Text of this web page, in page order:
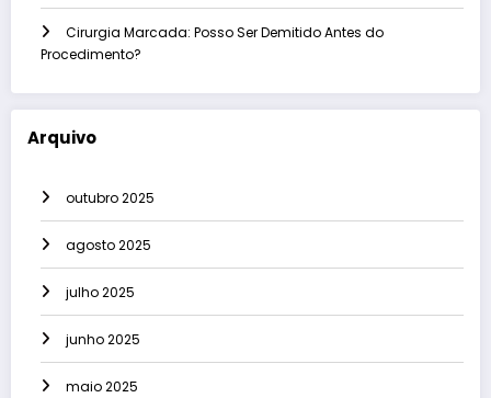
Cirurgia Marcada: Posso Ser Demitido Antes do
Procedimento?
Arquivo
outubro 2025
agosto 2025
julho 2025
junho 2025
maio 2025